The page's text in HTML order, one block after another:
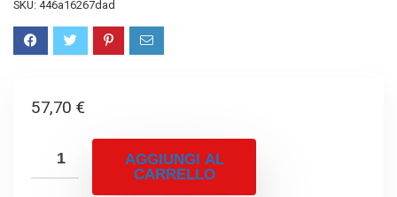
SKU: 446a16267dad
57,70 €
AGGIUNGI AL
CARRELLO